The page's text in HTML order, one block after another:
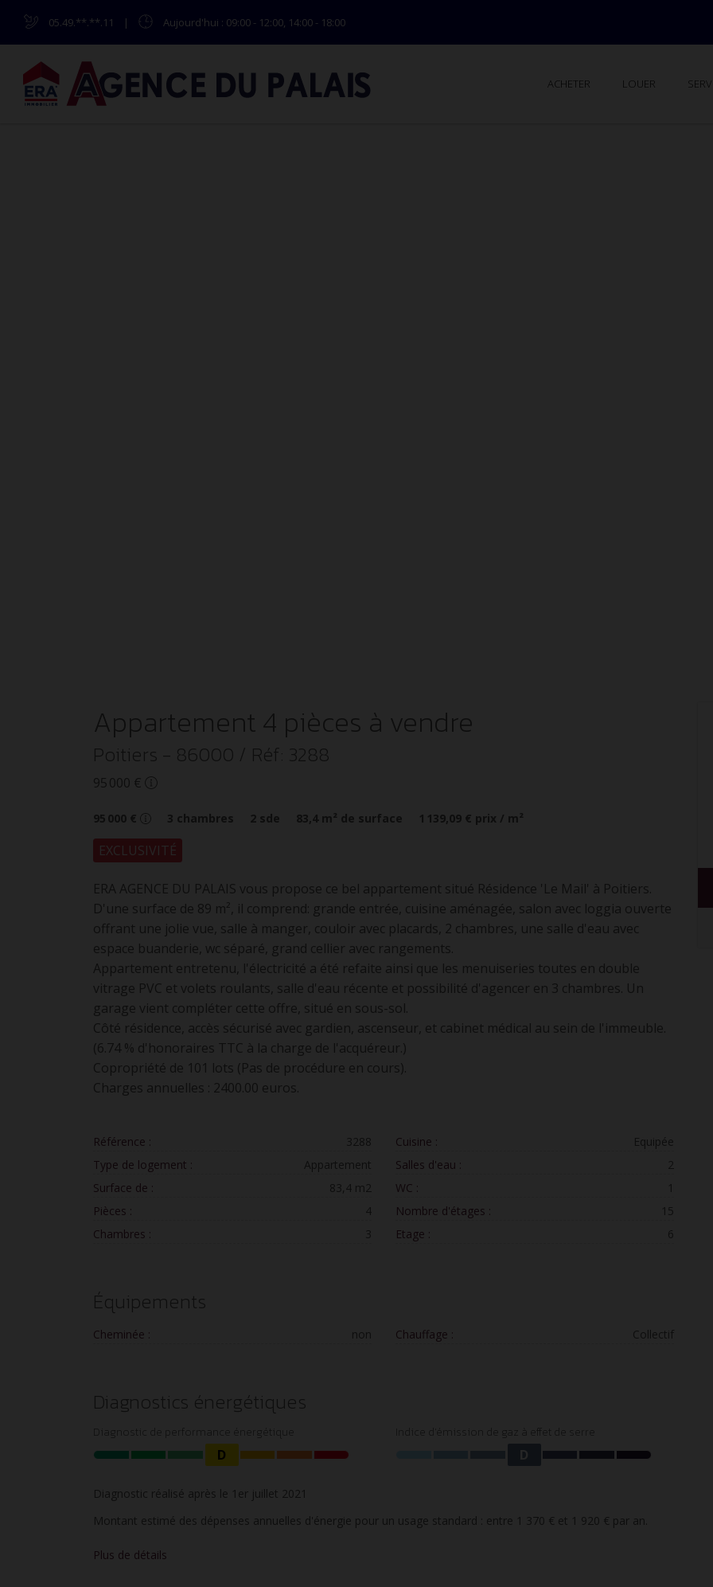
05.49.**.**.11 | Aujourd'hui : 09:00 - 12:00, 14:00 - 18:00
ACHETER LOUER
Appartement 4 pièces à vendre
Poitiers - 86000 / Réf: 3288
95 000 €
95 000 € 3 chambres 2 sde 83,4 m² de surface 1 139,09 € prix / m²
EXCLUSIVITÉ
ERA AGENCE DU PALAIS vous propose ce bel appartement situé Résidence 'Le Mail' à Poitiers.
D'une surface de 89 m², il comprend: grande entrée, cuisine aménagée, salon avec loggia ouverte
offrant une jolie vue, salle à manger, couloir avec placards, 2 chambres, une salle d'eau avec
espace buanderie, wc séparé, grand cellier avec rangements.
Appartement entretenu, l'électricité a été refaite ainsi que les menuiseries toutes en double
vitrage PVC et volets roulants, salle d'eau récente et possibilité d'agencer en 3 chambres. Un
garage vient compléter cette offre, situé en sous-sol.
Côté résidence, accès sécurisé avec gardien, ascenseur, et cabinet médical au sein de l'immeuble.
(6.74 % d'honoraires TTC à la charge de l'acquéreur.)
Copropriété de 101 lots (Pas de procédure en cours).
Charges annuelles : 2400.00 euros.
Référence :
3288
Type de logement :
Appartement
Surface de :
83,4 m2
Pièces :
4
Chambres :
3
Cuisine :
Equipée
Salles d'eau :
2
WC :
1
Nombre d'étages :
15
Etage :
6
Équipements
Cheminée : non Chauffage : Collectif
Diagnostics énergétiques
Diagnostic de performance énergétique
D
Diagnostic réalisé après le 1er juillet 2021
Indice d'émission de gaz à effet de serre
D
Montant estimé des dépenses annuelles d'énergie pour un usage standard : entre 1 370 € et 1 920 € par an.
Plus de détails